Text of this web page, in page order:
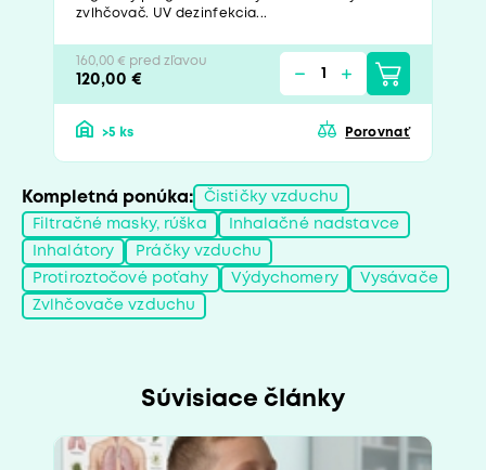
zvlhčovač. UV dezinfekcia...
160,00 € pred zľavou
120,00 €
>5 ks Porovnať
Kompletná ponúka: Čističky vzduchu
Filtračné masky, rúška Inhalačné nadstavce
Inhalátory Práčky vzduchu
Protiroztočové poťahy Výdychomery Vysávače
Zvlhčovače vzduchu
Súvisiace články